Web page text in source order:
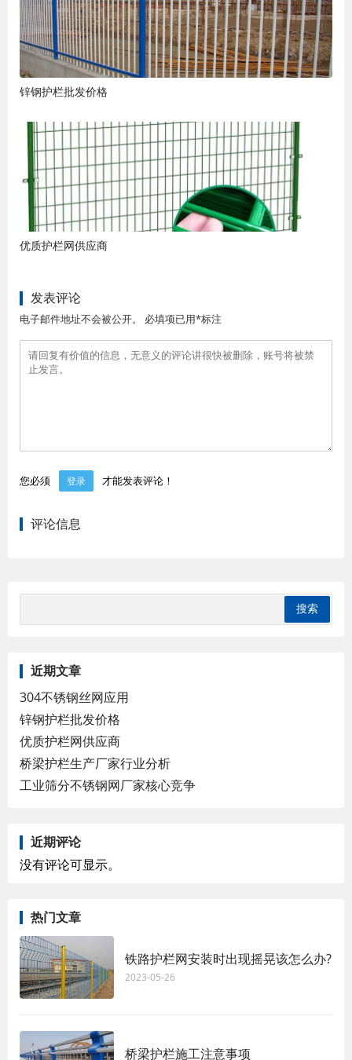
锌钢护栏批发价格
优质护栏网供应商
发表评论
电子邮件地址不会被公开。 必填项已用*标注
您必须 登录 才能发表评论！
评论信息
近期文章
304不锈钢丝网应用
锌钢护栏批发价格
优质护栏网供应商
桥梁护栏生产厂家行业分析
工业筛分不锈钢网厂家核心竞争
近期评论
没有评论可显示。
热门文章
铁路护栏网安装时出现摇晃该怎么办?
2023-05-26
桥梁护栏施工注意事项